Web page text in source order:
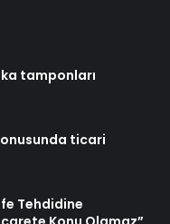
tamponları
ticari
Tehdidine